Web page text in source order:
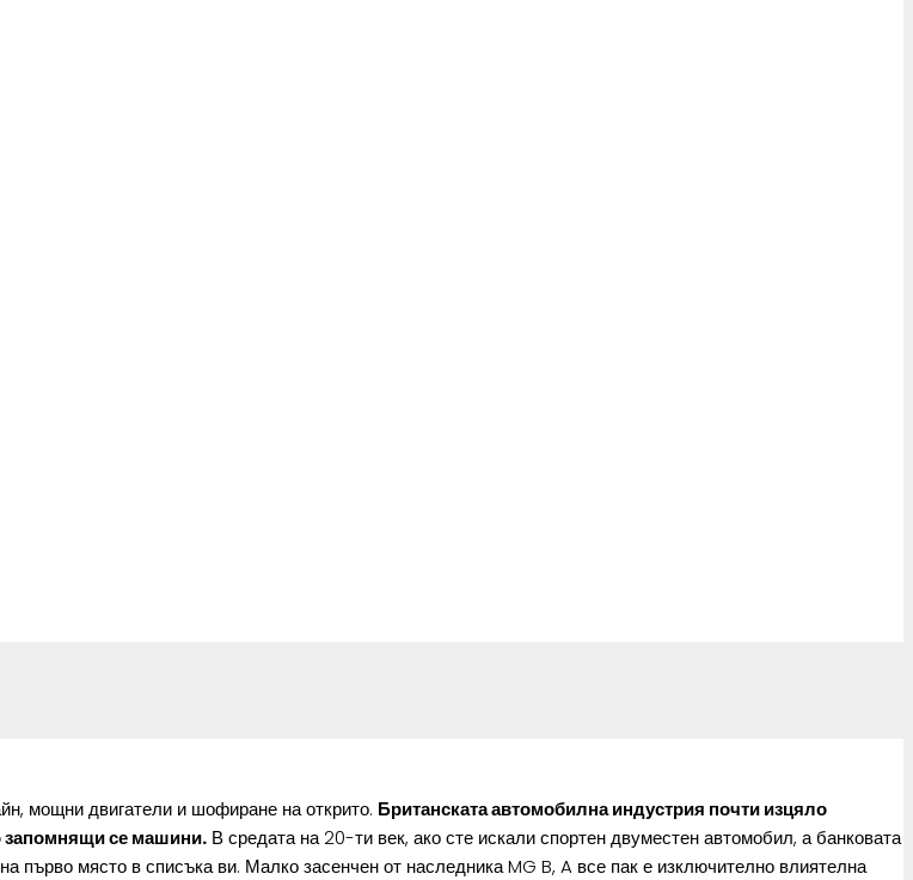
мощни двигатели и шофиране на открито. Британската автомобилна индустрия почти изцяло
запомнящи се машини. В средата на 20-ти век, ако сте искали спортен двуместен автомобил, а банковата
първо място в списъка ви. Малко засенчен от наследника MG B, A все пак е изключително влиятелна